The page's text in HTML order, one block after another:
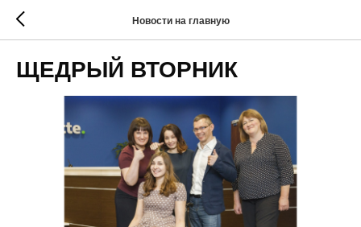
Новости на главную
ЩЕДРЫЙ ВТОРНИК